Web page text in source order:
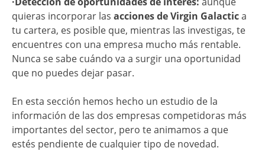
quieras incorporar las acciones de Virgin Galactica
tu cartera, es posible que, mientras las investigas, te
encuentres con una empresa mucho más rentable.
Nunca se sabe cuándo va a surgir una oportunidad
que no puedes dejar pasar.
En esta sección hemos hecho un estudio de la
información de las dos empresas competidoras más
importantes del sector, pero te animamos a que
estés pendiente de cualquier tipo de novedad.